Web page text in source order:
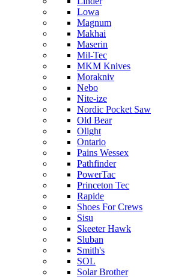
Lowa
Magnum
Makhai
Maserin
Mil-Tec
MKM Knives
Morakniv
Nebo
Nite-ize
Nordic Pocket Saw
Old Bear
Olight
Ontario
Pains Wessex
Pathfinder
PowerTac
Princeton Tec
Rapide
Shoes For Crews
Sisu
Skeeter Hawk
Sluban
Smith's
SOL
Solar Brother